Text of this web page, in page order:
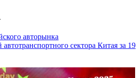
сектора Китая за 19